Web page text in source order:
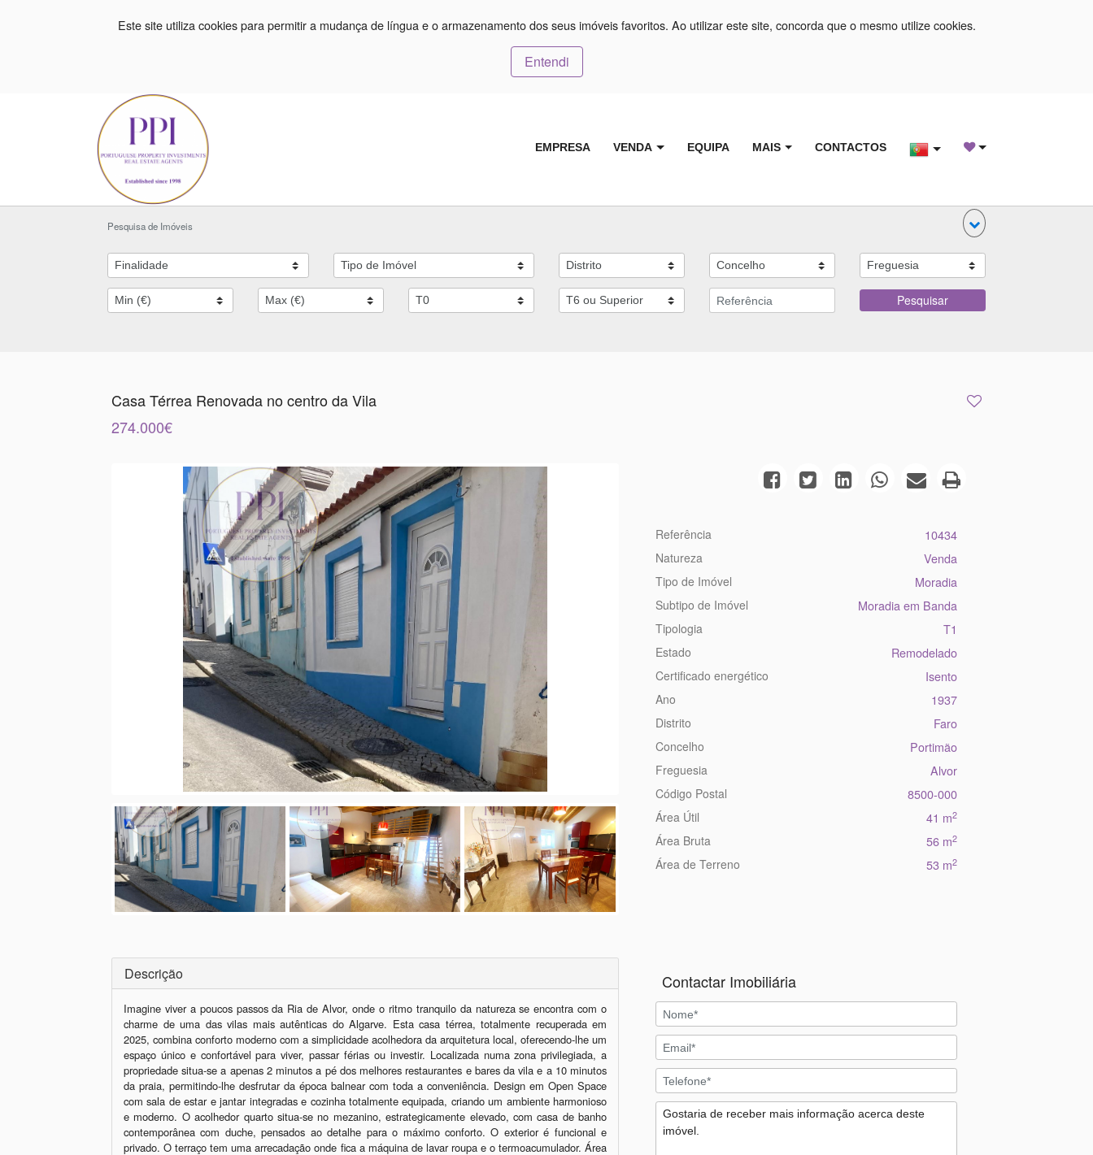
Este site utiliza cookies para permitir a mudança de língua e o armazenamento dos seus imóveis favoritos. Ao utilizar este site, concorda que o mesmo utilize cookies.
Entendi
EMPRESA VENDA EQUIPA MAIS CONTACTOS
Pesquisa de Imóveis
Pesquisar
Casa Térrea Renovada no centro da Vila
274.000€
Referência 10434
Natureza Venda
Tipo de Imóvel Moradia
Subtipo de Imóvel Moradia em Banda
Tipologia T1
Estado Remodelado
Certificado energético Isento
Ano 1937
Distrito Faro
Concelho Portimão
Freguesia Alvor
Código Postal 8500-000
Área Útil 41 m2
Área Bruta 56 m2
Área de Terreno 53 m2
Descrição
Imagine viver a poucos passos da Ria de Alvor, onde o ritmo tranquilo da natureza se encontra com o
charme de uma das vilas mais autênticas do Algarve. Esta casa térrea, totalmente recuperada em
2025, combina conforto moderno com a simplicidade acolhedora da arquitetura local, oferecendo-lhe um
espaço único e confortável para viver, passar férias ou investir. Localizada numa zona privilegiada, a
propriedade situa-se a apenas 2 minutos a pé dos melhores restaurantes e bares da vila e a 10 minutos
da praia, permitindo-lhe desfrutar da época balnear com toda a conveniência. Design em Open Space
com sala de estar e jantar integradas e cozinha totalmente equipada, criando um ambiente harmonioso
e moderno. O acolhedor quarto situa-se no mezanino, estrategicamente elevado, com casa de banho
contemporânea com duche, pensados ao detalhe para o máximo conforto. O exterior é funcional e
privado. O terraço tem uma arrecadação onde fica a máquina de lavar roupa e o termoacumulador. Área
Contactar Imobiliária